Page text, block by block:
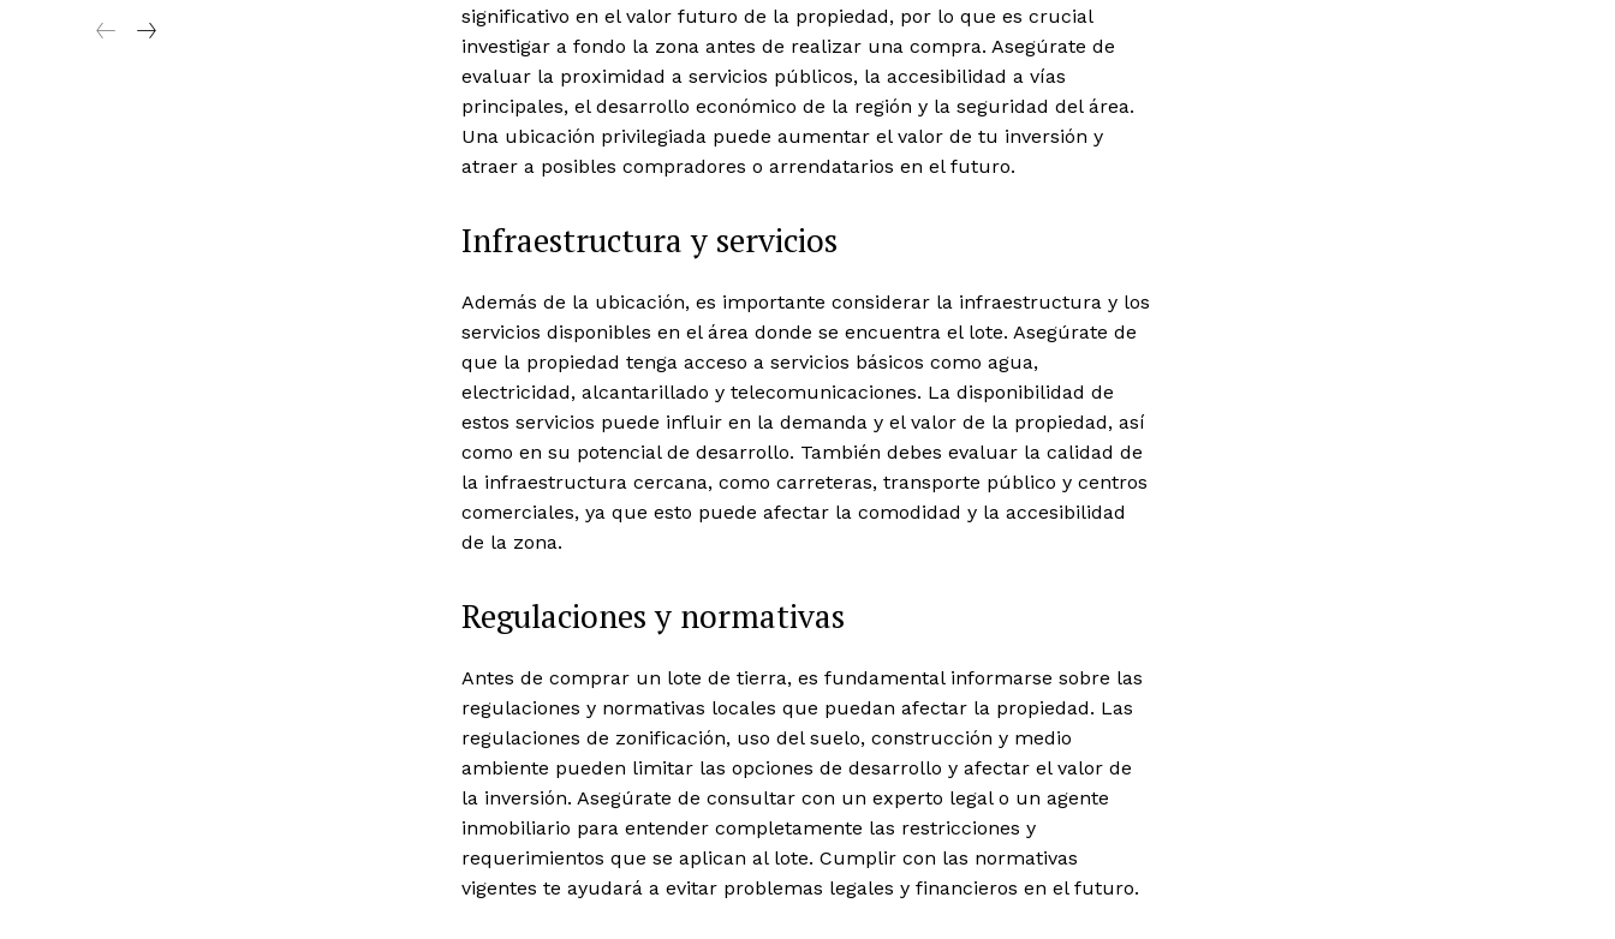
significativo en el valor futuro de la propiedad, por lo que es crucial
investigar a fondo la zona antes de realizar una compra. Asegúrate de
evaluar la proximidad a servicios públicos, la accesibilidad a vías
principales, el desarrollo económico de la región y la seguridad del área.
Una ubicación privilegiada puede aumentar el valor de tu inversión y
atraer a posibles compradores o arrendatarios en el futuro.
Infraestructura y servicios
Además de la ubicación, es importante considerar la infraestructura y los
servicios disponibles en el área donde se encuentra el lote. Asegúrate de
que la propiedad tenga acceso a servicios básicos como agua,
electricidad, alcantarillado y telecomunicaciones. La disponibilidad de
estos servicios puede influir en la demanda y el valor de la propiedad, así
como en su potencial de desarrollo. También debes evaluar la calidad de
la infraestructura cercana, como carreteras, transporte público y centros
comerciales, ya que esto puede afectar la comodidad y la accesibilidad
de la zona.
Regulaciones y normativas
Antes de comprar un lote de tierra, es fundamental informarse sobre las
regulaciones y normativas locales que puedan afectar la propiedad. Las
regulaciones de zonificación, uso del suelo, construcción y medio
ambiente pueden limitar las opciones de desarrollo y afectar el valor de
la inversión. Asegúrate de consultar con un experto legal o un agente
inmobiliario para entender completamente las restricciones y
requerimientos que se aplican al lote. Cumplir con las normativas
vigentes te ayudará a evitar problemas legales y financieros en el futuro.